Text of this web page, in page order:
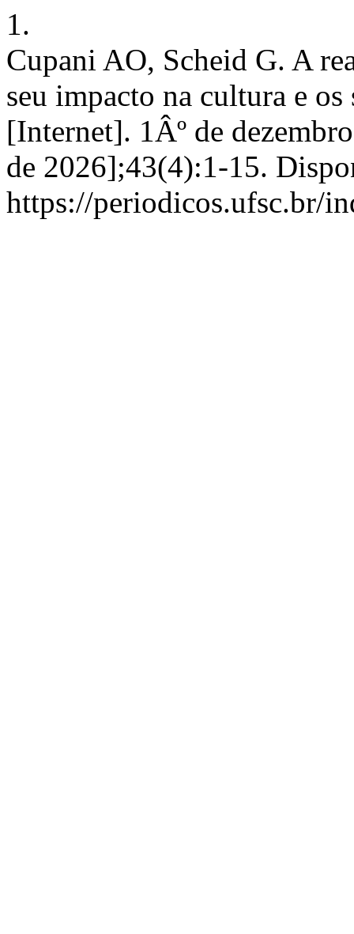
1.
Cupani AO, Scheid G. A
seu impacto na cultura e
[Internet]. 1Âº de
de 2026];43(4):1-15.
https://periodicos.ufsc.br/